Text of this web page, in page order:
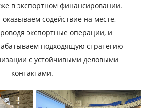
в экспортном финансировании.
содействие на месте,
экспортные операции, и
подходящую стратегию
с устойчивыми деловыми
контактами.